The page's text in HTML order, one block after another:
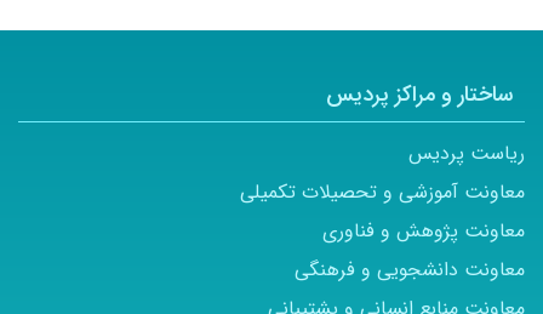
ساختار و مراکز پردیس
ریاست پردیس
معاونت آموزشی و تحصیلات تکمیلی
معاونت پژوهش و فناوری
معاونت دانشجویی و فرهنگی